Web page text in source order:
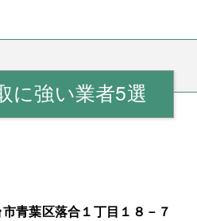
に強い業者5選
青葉区落合１丁目１８－７